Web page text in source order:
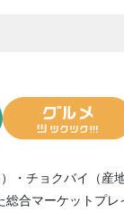
・ チョクバイ（産
総合マーケットプレ